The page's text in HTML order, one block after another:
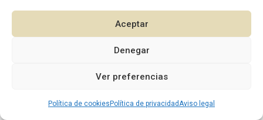
Aceptar
Denegar
Ver preferencias
Política de cookies Política de privacidadAviso legal